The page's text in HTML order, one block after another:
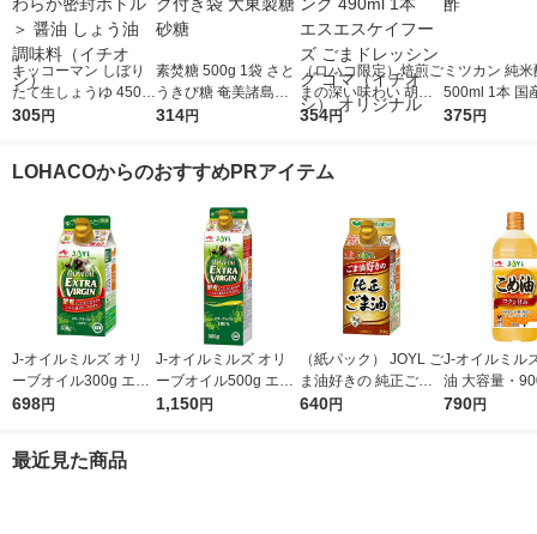
キッコーマン しぼり
たて生しょうゆ 450m
l 1本 ＜やわらか密封
シ）
305円
素焚糖 500g 1袋 さと
うきび糖 奄美諸島産
原料 チャック付き袋
314円
（ロハコ限定）焙煎ご
まの深い味わい 胡麻
ドレッシング 490ml 1
ゴマ（イチオシ） オ
354円
ミツカン 純
500ml 1本 国
0％ 米酢 食酢
375円
LOHACOからのおすすめPRアイテム
J-オイルミルズ オリ
ーブオイル300g エキ
ストラバージン スペ
L
698円
J-オイルミルズ オリ
ーブオイル500g エキ
ストラバージン スペ
1,150円
（紙パック） JOYL ご
ま油好きの 純正ごま
油 300g 1本 味の素 J-
640円
J-オイルミル
油 大容量・
ト 1本 JOYL
790円
最近見た商品